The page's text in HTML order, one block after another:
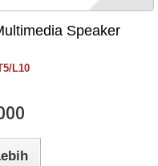
Speaker
L10